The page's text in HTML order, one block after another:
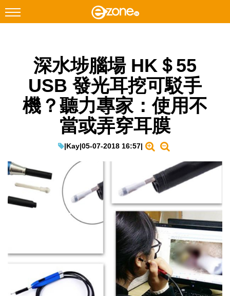
Facebook Instagram
網絡生活
EduTech
IT Times
生成式AI與雲端應用
Enterprise Digital Transformation
深水埗腦場 HK＄55
USB 發光耳挖可駁手
機？聽力專家：使用不
當或弄穿耳膜
|Kay|05-07-2018 16:57|